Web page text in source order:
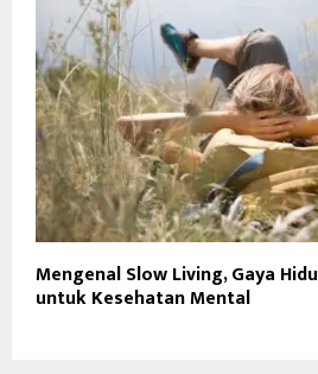
Mengenal Slow Living, Gaya
untuk Kesehatan Mental